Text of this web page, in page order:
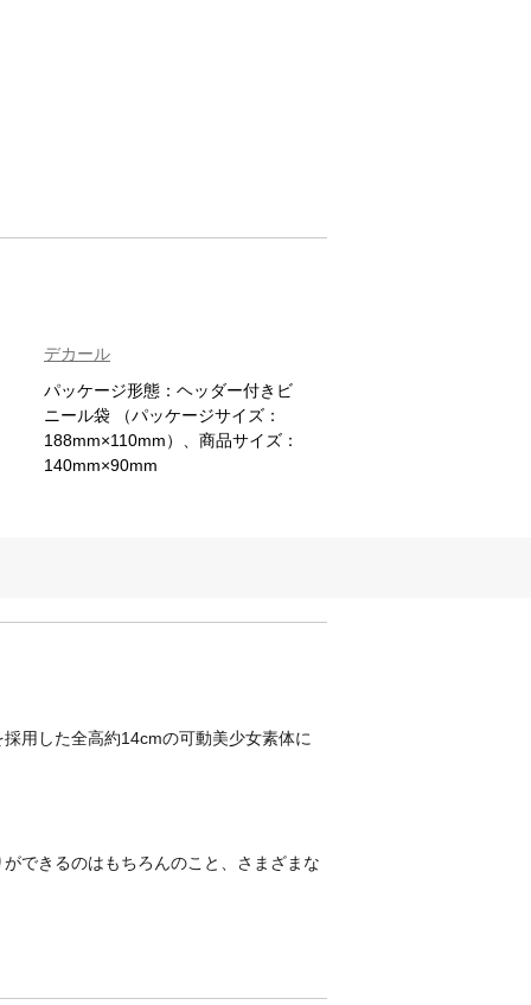
デカール
パッケージ形態：ヘッダー付きビ
ニール袋 （パッケージサイズ：
188mm×110mm）、商品サイズ：
140mm×90mm
用した全高約14cmの可動美少女素体に
できるのはもちろんのこと、さまざまな